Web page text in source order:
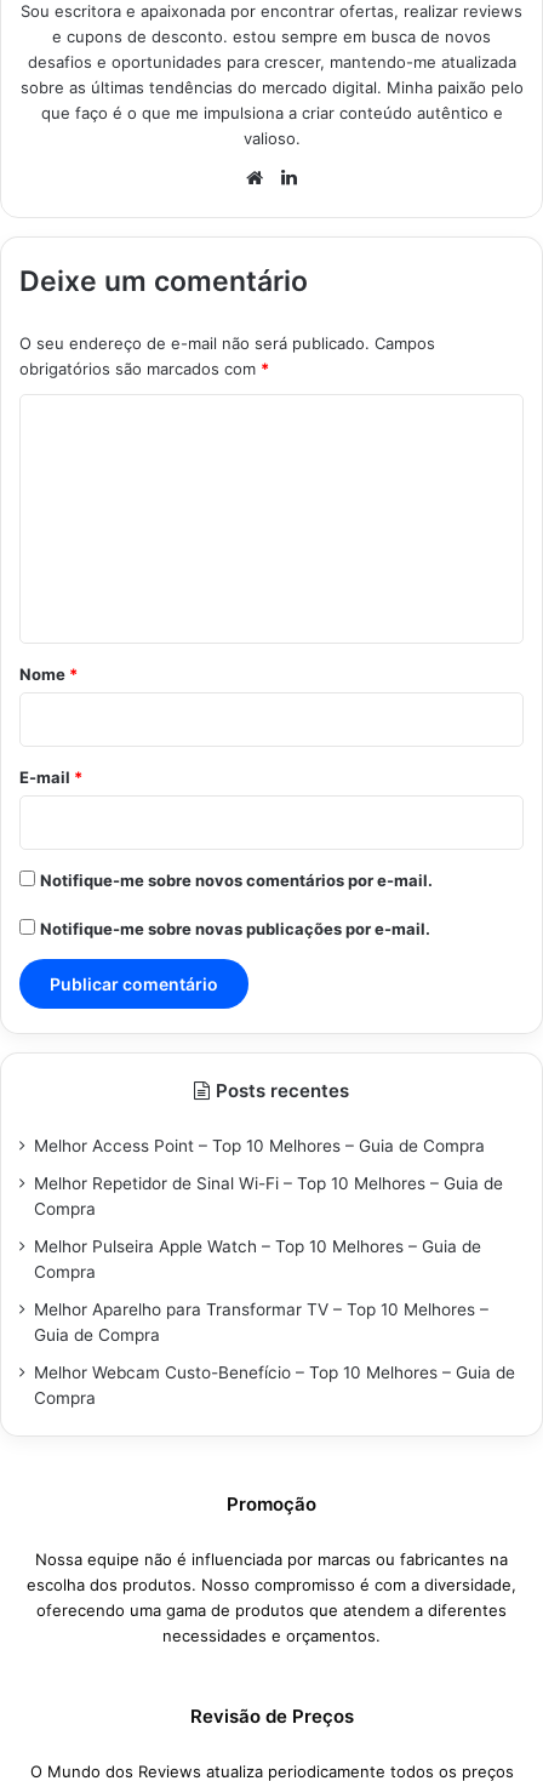
Sou escritora e apaixonada por encontrar ofertas, realizar reviews
e cupons de desconto. estou sempre em busca de novos
desafios e oportunidades para crescer, mantendo-me atualizada
sobre as últimas tendências do mercado digital. Minha paixão pelo
que faço é o que me impulsiona a criar conteúdo autêntico e
valioso.
Website
Deixe um comentário
O seu endereço de e-mail não será publicado. Campos
obrigatórios são marcados com *
r
o
*
Nome *
E-mail *
Notifique-me sobre novos comentários por e-mail.
Notifique-me sobre novas publicações por e-mail.
Posts recentes
Melhor Access Point – Top 10 Melhores – Guia de Compra
Melhor Repetidor de Sinal Wi-Fi – Top 10 Melhores – Guia de
Compra
Melhor Pulseira Apple Watch – Top 10 Melhores – Guia de
Compra
Melhor Aparelho para Transformar TV – Top 10 Melhores –
Guia de Compra
Melhor Webcam Custo-Benefício – Top 10 Melhores – Guia de
Compra
Promoção
Nossa equipe não é influenciada por marcas ou fabricantes na
escolha dos produtos. Nosso compromisso é com a diversidade,
oferecendo uma gama de produtos que atendem a diferentes
necessidades e orçamentos.
Revisão de Preços
O Mundo dos Reviews atualiza periodicamente todos os preços